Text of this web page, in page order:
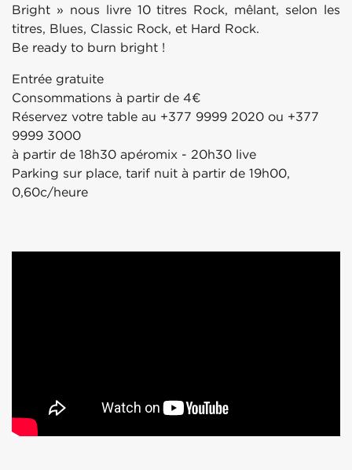
Bright » nous livre 10 titres Rock, mêlant, selon les
titres, Blues, Classic Rock, et Hard Rock.
Be ready to burn bright !
Entrée gratuite
Consommations à partir de 4€
Réservez votre table au +377 9999 2020 ou +377
9999 3000
à partir de 18h30 apéromix - 20h30 live
Parking sur place, tarif nuit à partir de 19h00,
0,60c/heure